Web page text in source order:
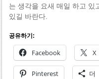
는 생각을 요새 매일 하고 있
있길 바란다.
공유하기:
Facebook X
Pinterest 더